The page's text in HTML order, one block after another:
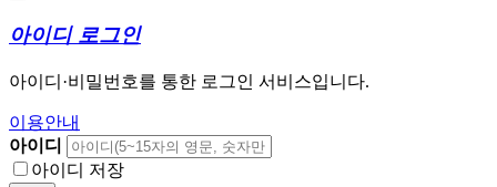
아이디 로그인
아이디·비밀번호를 통한 로그인 서비스입니다.
이용안내
아이디
아이디 저장